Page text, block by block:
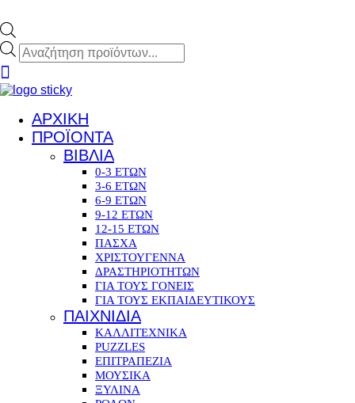
Products
search
ΑΡΧΙΚΗ
ΠΡΟΪΟΝΤΑ
ΒΙΒΛΙΑ
0-3 ΕΤΩΝ
3-6 ΕΤΩΝ
6-9 ΕΤΩΝ
9-12 ΕΤΩΝ
12-15 ΕΤΩΝ
ΠΑΣΧΑ
ΧΡΙΣΤΟΥΓΕΝΝΑ
ΔΡΑΣΤΗΡΙΟΤΗΤΩΝ
ΓΙΑ ΤΟΥΣ ΓΟΝΕΙΣ
ΓΙΑ ΤΟΥΣ ΕΚΠΑΙΔΕΥΤΙΚΟΥΣ
ΠΑΙΧΝΙΔΙΑ
ΚΑΛΛΙΤΕΧΝΙΚΑ
PUZZLES
ΕΠΙΤΡΑΠΕΖΙΑ
ΜΟΥΣΙΚΑ
ΞΥΛΙΝΑ